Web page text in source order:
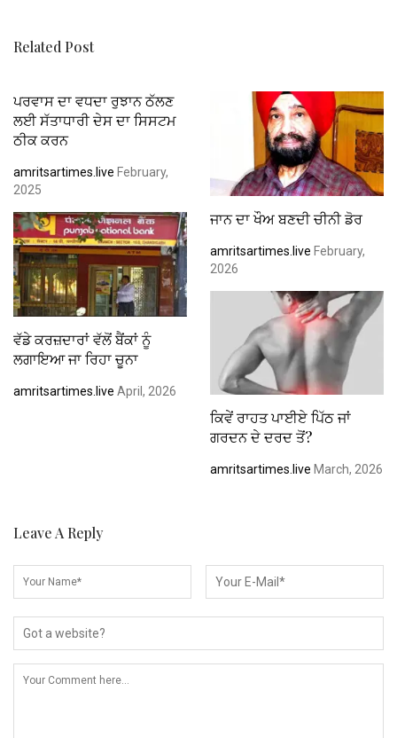
Related Post
ਪਰਵਾਸ ਦਾ ਵਧਦਾ ਰੁਝਾਨ ਠੱਲਣ
ਲਈ ਸੱਤਾਧਾਰੀ ਦੇਸ ਦਾ ਸਿਸਟਮ
ਠੀਕ ਕਰਨ
amritsartimes.live February,
2025
ਜਾਨ ਦਾ ਖੌਅ ਬਣਦੀ ਚੀਨੀ ਡੋਰ
amritsartimes.live February,
2026
ਵੱਡੇ ਕਰਜ਼ਦਾਰਾਂ ਵੱਲੋਂ ਬੈਂਕਾਂ ਨੂੰ
ਲਗਾਇਆ ਜਾ ਰਿਹਾ ਚੂਨਾ
amritsartimes.live April, 2026
ਕਿਵੇਂ ਰਾਹਤ ਪਾਈਏ ਪਿੱਠ ਜਾਂ
ਗਰਦਨ ਦੇ ਦਰਦ ਤੋਂ?
amritsartimes.live March, 2026
Leave A Reply